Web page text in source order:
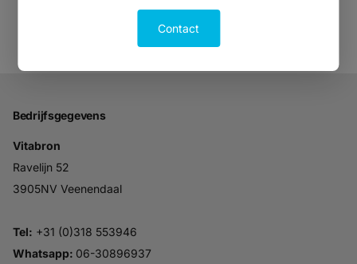
Contact
Bedrijfsgegevens
Vitabron
Ravelijn 52
3905NV Veenendaal
Tel: +31 (0)318 553946
Whatsapp: 06-30896937